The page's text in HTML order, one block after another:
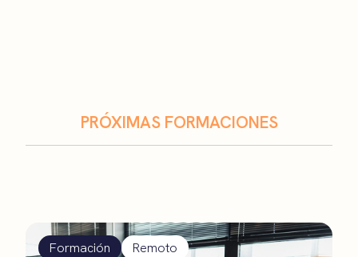
PRÓXIMAS FORMACIONES
Formación Remoto